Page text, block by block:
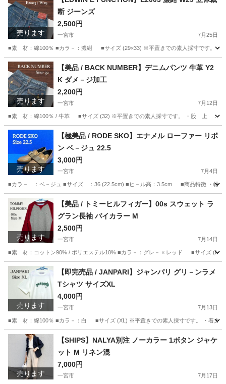
売ります
断 ジーンズ
2,500円
一宮市 7月25日
■素 材：綿100％ ■カラ－：濃紺 ■サイズ (29×33) ※平置きでの素人採寸です
愛知 一宮市 パンツ
売ります
【美品 / BACK NUMBER】デニムパンツ 牛革 Y2
K ダメ－ジ加工
2,200円
一宮市 7月12日
■素 材：綿100％ / 牛革 ■サイズ (32) ※平置きでの素人採寸です。 ・股 上 ：
愛知 一宮市 パンツ
売ります
【極美品 / RODE SKO】エナメル ローファー リボ
ン ベ－ジュ 22.5
3,000円
一宮市 7月4日
■カラ－ ：ベ－ジュ ■サイズ ：36 (22.5cm) ■ヒ－ル高：3.5cm ■商品特徴 ・幅広
愛知 一宮市 靴
売ります
【美品 / トミーヒルフィガー】00s スウェット ラ
グラン長袖 バイカラー M
2,500円
一宮市 7月14日
■素 材：コットン90% / ポリエステル10% ■カラ－：グレ－ × レッド ■サイズ (M)
愛知 一宮市 トレーナー トミーヒルフィガー
売ります
【即完売品 / JANPARI】ジャンパリ グリ－ンラメ
Tシャツ サイズXL
4,000円
一宮市 7月13日
■素 材：綿100％ ■カラ－：白 ■サイズ (XL) ※平置きでの素人採寸です。 ・着丈
愛知 一宮市
売ります
【SHIPS】NALYA別注 ノーカラー 1ボタン ジャケ
ット M リネン混
7,000円
一宮市 7月17日